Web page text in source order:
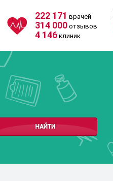
222 171 врачей
314 000 отзывов
4 146 клиник